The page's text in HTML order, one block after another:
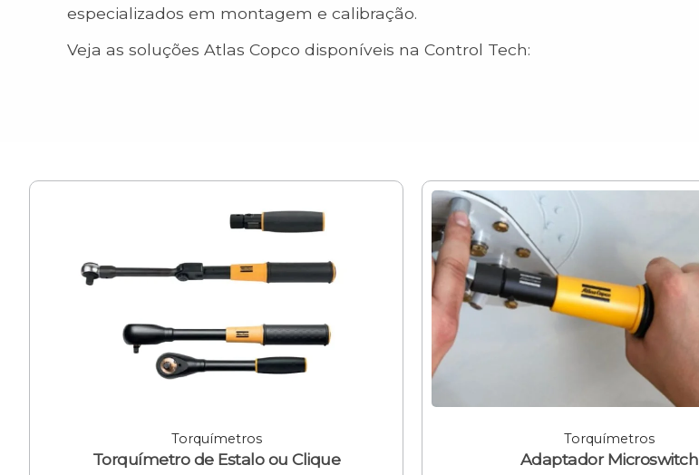
especializados em montagem e calibração.
Veja as soluções Atlas Copco disponíveis na Control Tech:
Torquímetros
Torquímetro de Estalo ou Clique
Torquímetros
Adaptador Microswitch